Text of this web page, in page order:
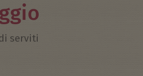
serviti